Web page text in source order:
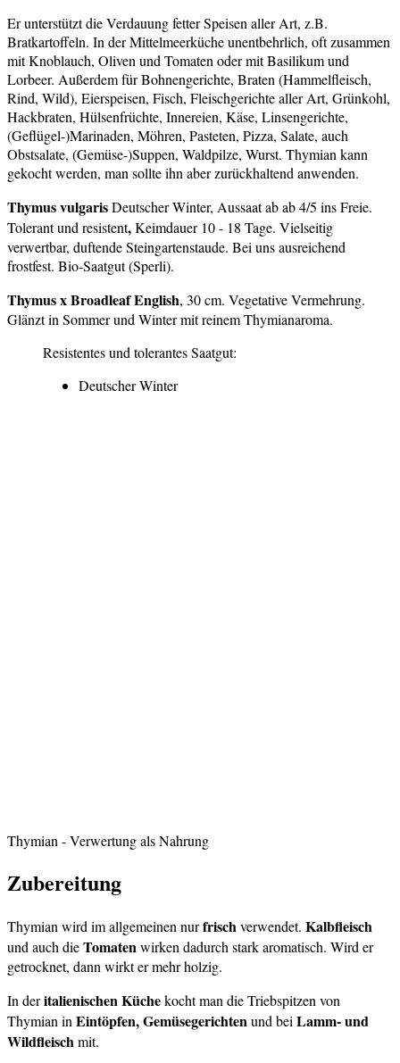
Er unterstützt die Verdauung fetter Speisen aller Art, z.B.
Bratkartoffeln. In der Mittelmeerküche unentbehrlich, oft zusammen
mit Knoblauch, Oliven und Tomaten oder mit Basilikum und
Lorbeer. Außerdem für Bohnengerichte, Braten (Hammelfleisch,
Rind, Wild), Eierspeisen, Fisch, Fleischgerichte aller Art, Grünkohl,
Hackbraten, Hülsenfrüchte, Innereien, Käse, Linsengerichte,
(Geflügel-)Marinaden, Möhren, Pasteten, Pizza, Salate, auch
Obstsalate, (Gemüse-)Suppen, Waldpilze, Wurst. Thymian kann
gekocht werden, man sollte ihn aber zurückhaltend anwenden.
Thymus vulgarisDeutscher Winter, Aussaat ab ab 4/5 ins Freie.
Tolerant und resistent,Keimdauer 10 - 18 Tage. Vielseitig
verwertbar, duftende Steingartenstaude. Bei uns ausreichend
frostfest. Bio-Saatgut (Sperli).
Thymus xBroadleaf English, 30 cm. Vegetative Vermehrung.
Glänzt in Sommer und Winter mit reinem Thymianaroma.
Resistentes und tolerantes Saatgut:
Deutscher Winter
Thymian - Verwertung als Nahrung
Zubereitung
Thymian wird im allgemeinen nurfrischverwendet. Kalbfleisch
und auch dieTomatenwirken dadurch stark aromatisch. Wird er
getrocknet, dann wirkt er mehr holzig.
In deritalienischen Küchekocht man die Triebspitzen von
Thymian inEintöpfen, Gemüsegerichtenund beiLamm- und
Wildfleischmit.